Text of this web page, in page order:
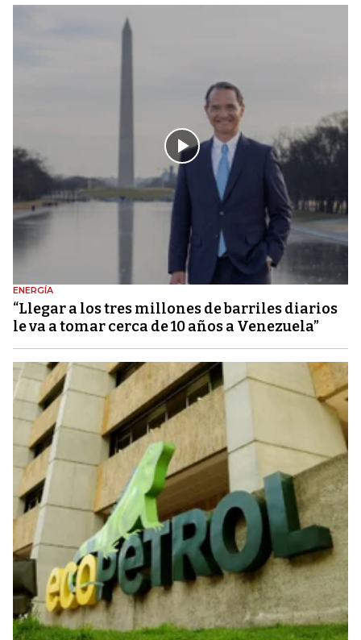
ENERGÍA
“Llegar a los tres millones de barriles diarios
le va a tomar cerca de 10 años a Venezuela”